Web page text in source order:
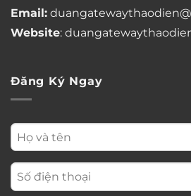
Email:
Website:
Đăng Ký Ngay